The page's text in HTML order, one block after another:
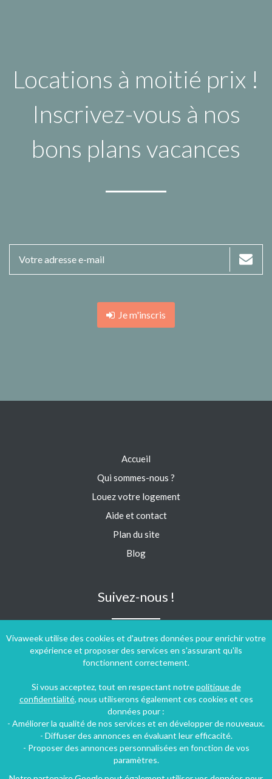
Locations à moitié prix !
Inscrivez-vous à nos
bons plans vacances
Je m'inscris
Vivaweek utilise des cookies et d'autres données pour enrichir votre
expérience et proposer des services en s'assurant qu'ils
fonctionnent correctement.
Si vous acceptez, tout en respectant notrepolitique de
confidentialité, nous utiliserons également ces cookies et ces
données pour :
- Améliorer la qualité de nos services et en développer de nouveaux.
- Diffuser des annonces en évaluant leur efficacité.
- Proposer des annonces personnalisées en fonction de vos
paramètres.
Accueil
Qui sommes-nous ?
Louez votre logement
Aide et contact
Plan du site
Blog
Suivez-nous !